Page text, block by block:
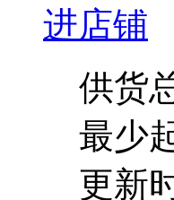
进店铺
供货
最少
更新